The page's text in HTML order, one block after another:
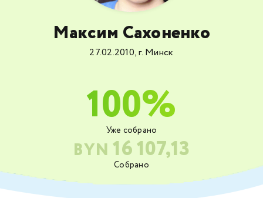
Собрано
BYN 16 107,13
Уже собрано
100%
Максим Сахоненко
27.02.2010, г. Минск